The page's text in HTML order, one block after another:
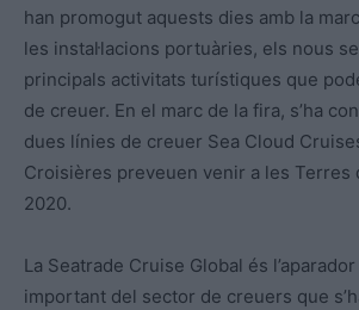
han promogut aquests dies amb la
les instal·lacions portuàries, els nous
principals activitats turístiques que
de creuer. En el marc de la fira, s’ha
dues línies de creuer Sea Cloud
Croisières preveuen venir a les Terres
2020.
La Seatrade Cruise Global és
important del sector de creuers que